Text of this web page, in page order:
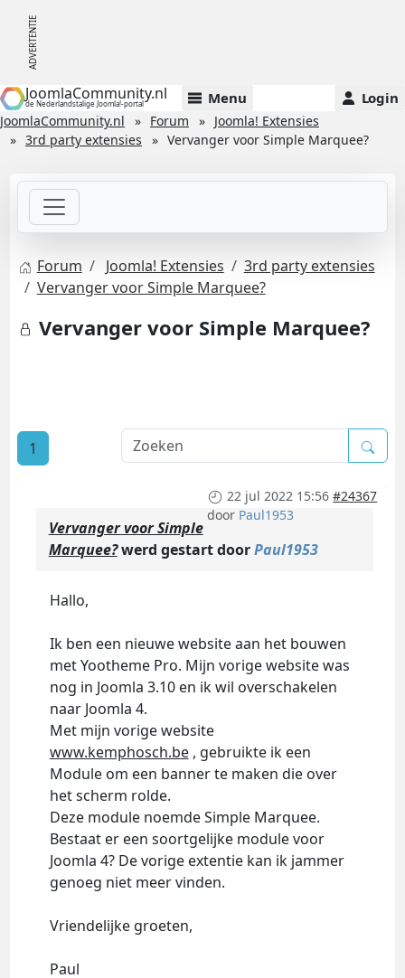
JoomlaCommunity.nl
de Nederlandstalige Joomla!-portal Menu Login
JoomlaCommunity.nl Forum
Joomla! Extensies
3rd party extensies
Vervanger voor Simple Marquee?
Forum Joomla! Extensies
3rd party extensies
Vervanger voor Simple Marquee?
Vervanger voor Simple Marquee?
1
22 jul 2022 15:56 #24367
door Paul1953
Vervanger voor Simple
Marquee?werd gestart doorPaul1953
Hallo,
Ik ben een nieuwe website aan het bouwen
met Yootheme Pro. Mijn vorige website was
nog in Joomla 3.10 en ik wil overschakelen
naar Joomla 4.
Met mijn vorige website
www.kemphosch.be, gebruikte ik een
Module om een banner te maken die over
het scherm rolde.
Deze module noemde Simple Marquee.
Bestaat er een soortgelijke module voor
Joomla 4? De vorige extentie kan ik jammer
genoeg niet meer vinden.
Vriendelijke groeten,
Paul